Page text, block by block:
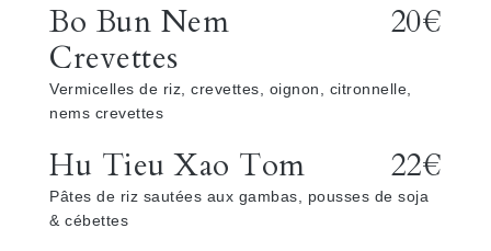
Bo Bun Nem
Crevettes
20€
Vermicelles de riz, crevettes, oignon, citronnelle,
nems crevettes
Hu Tieu Xao Tom 22€
Pâtes de riz sautées aux gambas, pousses de soja
& cébettes